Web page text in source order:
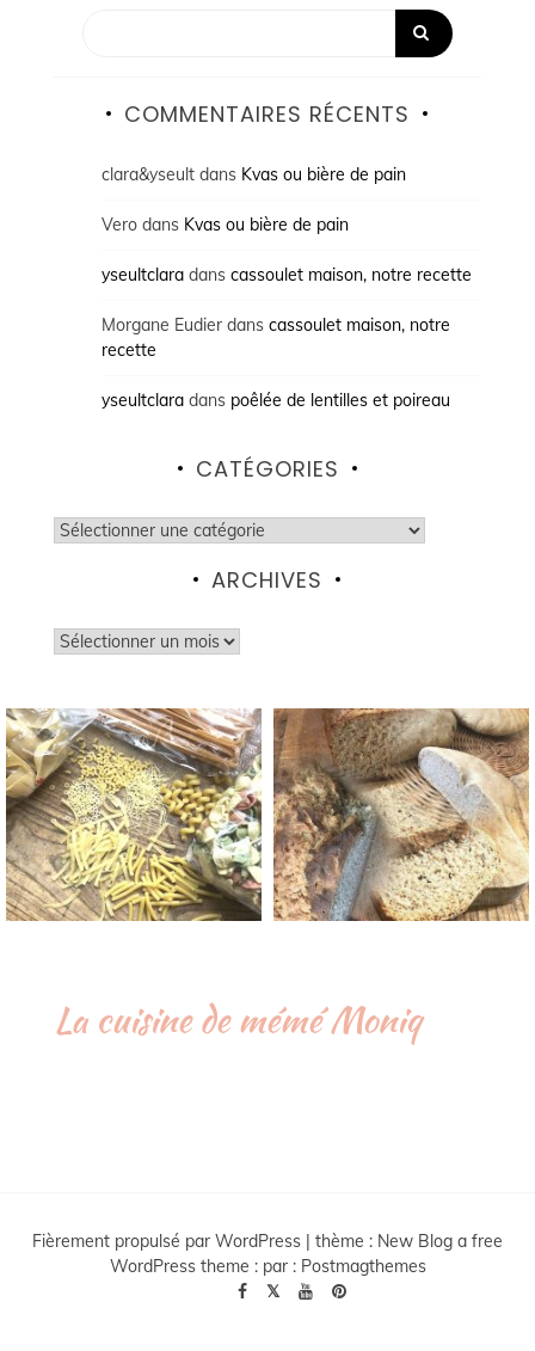
COMMENTAIRES RÉCENTS
clara&yseultdans Kvas ou bière de pain
Verodans Kvas ou bière de pain
yseultclaradans cassoulet maison, notre recette
Morgane Eudierdans cassoulet maison, notre
recette
yseultclaradans poêlée de lentilles et poireau
CATÉGORIES
Catégories
ARCHIVES
Archives
La cuisine de mémé Moniq
Fièrement propulsé par WordPress | thème : New Blog a free
WordPress theme : par : Postmagthemes